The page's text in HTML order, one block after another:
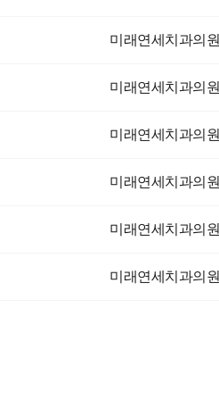
미래연세치과의원
미래연세치과의원
미래연세치과의원
미래연세치과의원
미래연세치과의원
미래연세치과의원